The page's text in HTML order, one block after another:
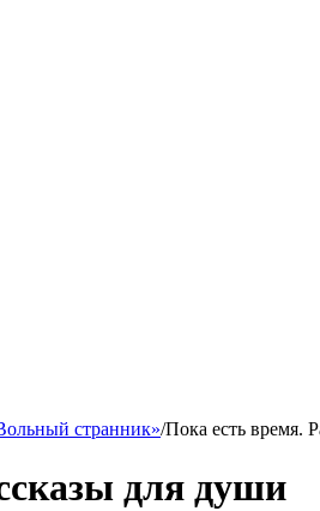
странник»/Пока есть время.
для души